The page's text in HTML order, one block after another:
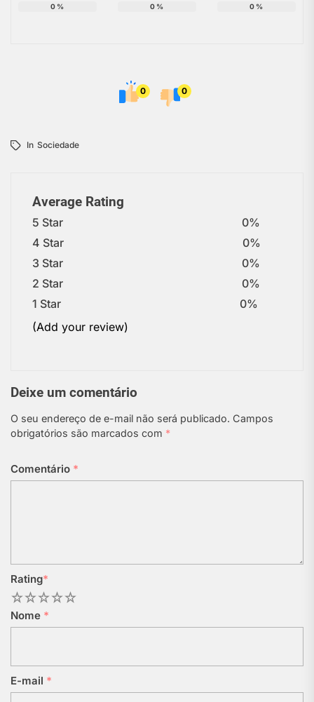
0 % 0 % 0 %
0 0
In Sociedade
Average Rating
5 Star
0%
4 Star
0%
3 Star
0%
2 Star
0%
1 Star
0%
(Add your review)
Deixe um comentário
O seu endereço de e-mail não será publicado. Campos
obrigatórios são marcados com *
Comentário *
Rating*
5
4
3
2
Nome *
E-mail *